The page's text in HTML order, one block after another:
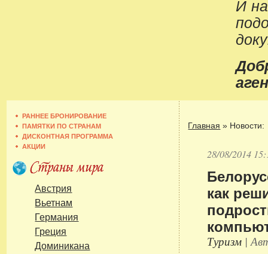
И
РАННЕЕ БРОНИРОВАНИЕ
ПАМЯТКИ ПО СТРАНАМ
ДИСКОНТНАЯ ПРОГРАММА
АКЦИИ
Австрия
Вьетнам
Германия
Греция
Доминикана
Главная » Новости:
28/08/2014
как
Туризм |